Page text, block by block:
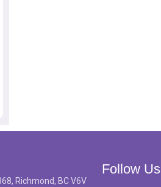
Richmond, BC V6V
Follow Us